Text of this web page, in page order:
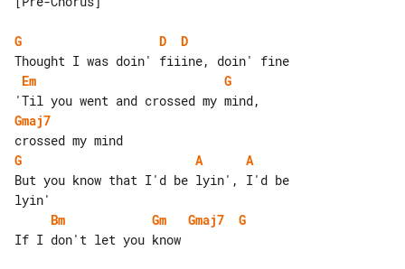
G D
D
Em
G
Gmaj7
G
A
A
But you know that I'd be lyin', I'd be
Bm
Gm Gmaj7
G
If I don't let you know